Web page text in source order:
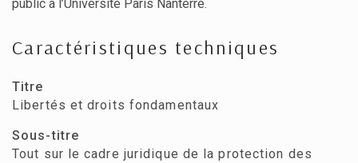
public à l’Université Paris Nanterre.
Caractéristiques techniques
Titre
Libertés et droits fondamentaux
Sous-titre
Tout sur le cadre juridique de la protection des